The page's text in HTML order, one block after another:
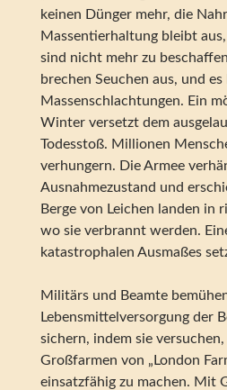
keinen Dünger mehr, die
Massentierhaltung bleibt
sind nicht mehr zu
brechen Seuchen aus, und
Massenschlachtungen. Ein
Winter versetzt dem
Todesstoß. Millionen
verhungern. Die Armee
Ausnahmezustand und
Berge von Leichen landen in
wo sie verbrannt werden.
katastrophalen Ausmaßes
Militärs und Beamte
Lebensmittelversorgung der
sichern, indem sie
Großfarmen von „London
einsatzfähig zu machen. Mit